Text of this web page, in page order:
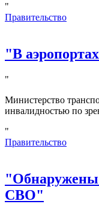
"
Правительство
"В
"
Министерство
инвалидностью по
"
Правительство
"Обнаружены
СВО"